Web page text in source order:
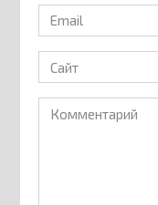
Email
*
Сайт
Комментарий